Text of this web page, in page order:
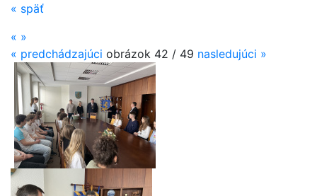
« späť
« »
« predchádzajúci obrázok 42 / 49 nasledujúci »